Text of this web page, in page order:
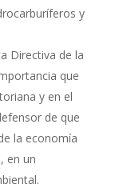
y
Directiva de la
que
y en el
de que
la economía
en un